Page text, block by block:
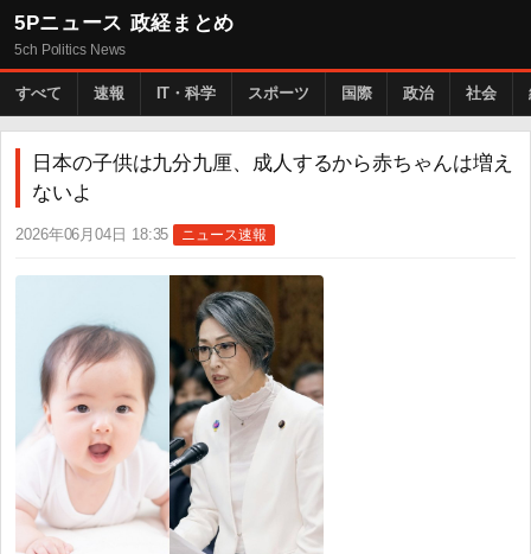
5Pニュース 政経まとめ
5ch Politics News
すべて 速報 IT・科学 スポーツ 国際 政治 社会
日本の子供は九分九厘、成人するから赤ちゃんは増え
ないよ
2026年06月04日 18:35 ニュース速報